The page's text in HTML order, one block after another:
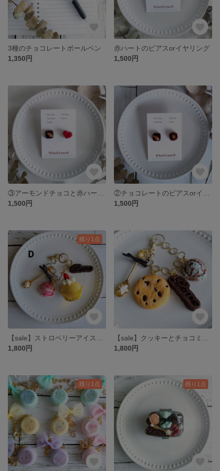
3種のチョコレートボールペン
1,350円
赤ハートのピアスorイヤリング
1,500円
1,500円
1,500円
残り1点
1,800円
1,800円
残り1点 残り1点